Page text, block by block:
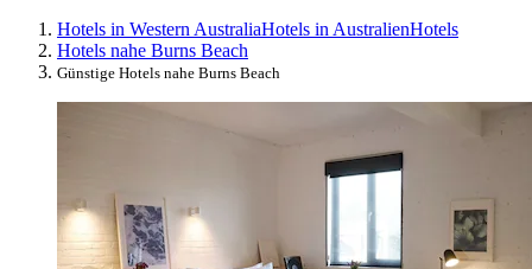
Hotels in Western AustraliaHotels in AustralienHotels
Hotels nahe Burns Beach
Günstige Hotels nahe Burns Beach